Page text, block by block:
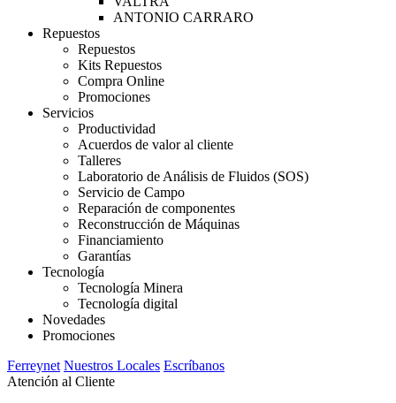
ANTONIO CARRARO
Repuestos
Repuestos
Kits Repuestos
Compra Online
Promociones
Servicios
Productividad
Acuerdos de valor al cliente
Talleres
Laboratorio de Análisis de Fluidos (SOS)
Servicio de Campo
Reparación de componentes
Reconstrucción de Máquinas
Financiamiento
Garantías
Tecnología
Tecnología Minera
Tecnología digital
Novedades
Promociones
Ferreynet Nuestros Locales Escríbanos
Atención al Cliente